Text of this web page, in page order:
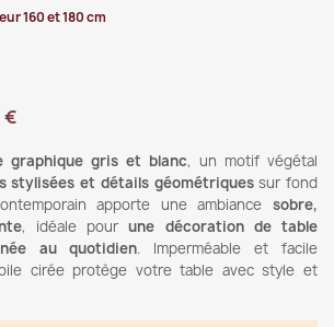
160 et 180 cm
€
graphique gris et blanc, un motif végétal
stylisées et détails géométriquessur fond
apporte une ambiance sobre,
, idéale pourune décoration de table
au quotidien. Imperméable et facile
cirée protège votre table avec style et